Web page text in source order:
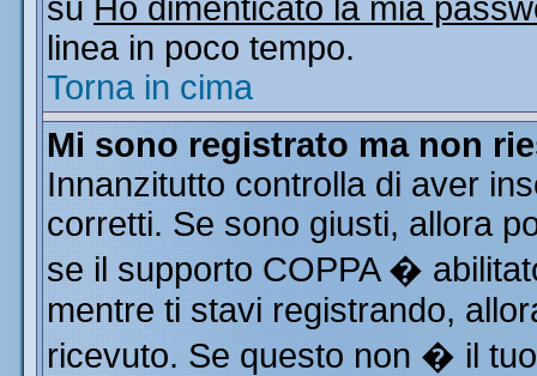
su Ho dimenticato la mia
linea in poco tempo.
Torna in cima
Mi sono registrato ma non
Innanzitutto controlla di aver
corretti. Se sono giusti, allora
se il supporto COPPA �
mentre ti stavi registrando,
ricevuto. Se questo non � il